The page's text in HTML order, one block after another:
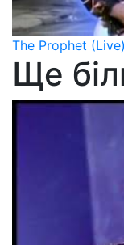
The Prophet (Live)
Ще